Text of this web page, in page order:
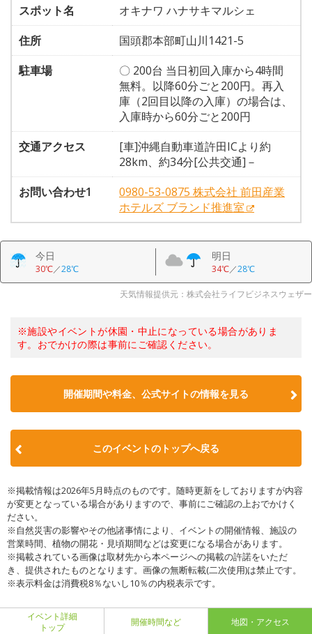
スポット名
オキナワ ハナサキマルシェ
住所
国頭郡本部町山川1421-5
駐車場
〇 200台 当日初回入庫から4時間
無料。以降60分ごと200円。再入
庫（2回目以降の入庫）の場合は、
入庫時から60分ごと200円
交通アクセス
[車]沖縄自動車道許田ICより約
28km、約34分[公共交通]－
お問い合わせ1
0980-53-0875 株式会社 前田産業
ホテルズ ブランド推進室
今日
30℃／28℃
明日
34℃／28℃
天気情報提供元：株式会社ライフビジネスウェザー
※施設やイベントが休園・中止になっている場合がありま
す。おでかけの際は事前にご確認ください。
開催期間や料金、公式サイトの情報を見る
このイベントのトップへ戻る
※掲載情報は2026年5月時点のものです。随時更新をしておりますが内容
が変更となっている場合がありますので、事前にご確認の上おでかけく
ださい。
※自然災害の影響やその他諸事情により、イベントの開催情報、施設の
営業時間、植物の開花・見頃期間などは変更になる場合があります。
※掲載されている画像は取材先から本ページへの掲載の許諾をいただ
き、提供されたものとなります。画像の無断転載(二次使用)は禁止です。
※表示料金は消費税8％ないし10％の内税表示です。
イベント詳細
トップ
開催時間など 地図・アクセス